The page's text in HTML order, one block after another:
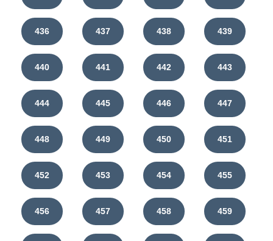
436 437 438 439
440 441 442 443
444 445 446 447
448 449 450 451
452 453 454 455
456 457 458 459